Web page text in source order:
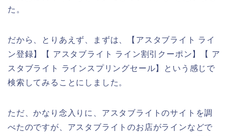
た。
だから、とりあえず、まずは、【アスタブライト ライ
ン登録】【 アスタブライト ライン割引クーポン】【 ア
スタブライト ラインスプリングセール】という感じで
検索してみることにしました。
ただ、かなり念入りに、アスタブライトのサイトを調
べたのですが、アスタブライトのお店がラインなどで